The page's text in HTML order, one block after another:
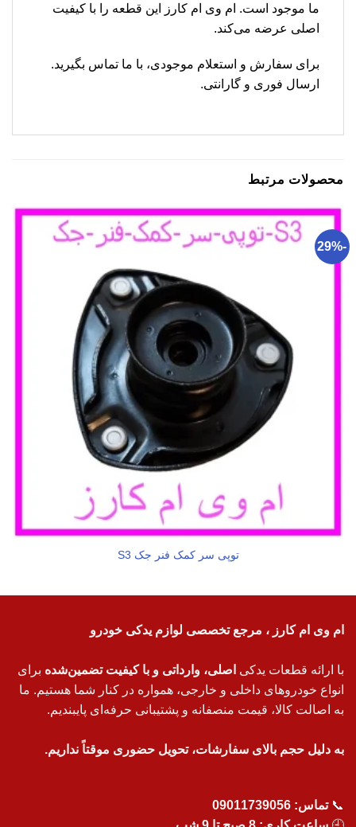
ما موجود است. ام وی ام کارز این قطعه را با کیفیت
اصلی عرضه می‌کند.
برای سفارش و استعلام موجودی، با ما تماس بگیرید.
ارسال فوری و گارانتی.
محصولات مرتبط
-29%
توپی سر کمک فنر جک S3
ام وی ام کارز ، مرجع تخصصی لوازم یدکی خودرو
با ارائه قطعات یدکی اصلی، وارداتی و با کیفیت تضمین‌شده برای
انواع خودروهای داخلی و خارجی، همواره در کنار شما هستیم. ما
به اصالت کالا، قیمت منصفانه و پشتیبانی حرفه‌ای پایبندیم.
به دلیل حجم بالای سفارشات، تحویل حضوری موقتاً نداریم.
📞تماس: 09011739056